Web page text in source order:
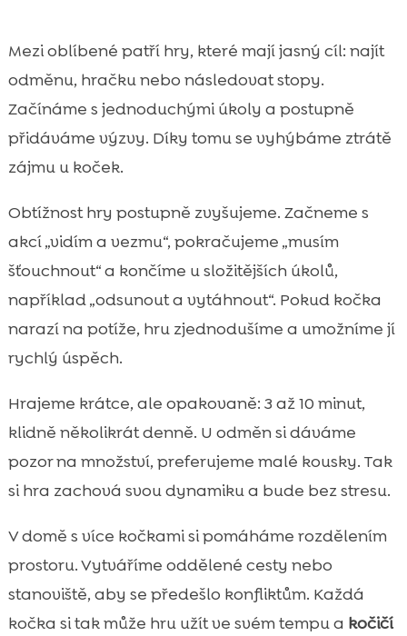
Mezi oblíbené patří hry, které mají jasný cíl: najít
odměnu, hračku nebo následovat stopy.
Začínáme s jednoduchými úkoly a postupně
přidáváme výzvy. Díky tomu se vyhýbáme ztrátě
zájmu u koček.
Obtížnost hry postupně zvyšujeme. Začneme s
akcí „vidím a vezmu“, pokračujeme „musím
šťouchnout“ a končíme u složitějších úkolů,
například „odsunout a vytáhnout“. Pokud kočka
narazí na potíže, hru zjednodušíme a umožníme jí
rychlý úspěch.
Hrajeme krátce, ale opakovaně: 3 až 10 minut,
klidně několikrát denně. U odměn si dáváme
pozor na množství, preferujeme malé kousky. Tak
si hra zachová svou dynamiku a bude bez stresu.
V domě s více kočkami si pomáháme rozdělením
prostoru. Vytváříme oddělené cesty nebo
stanoviště, aby se předešlo konfliktům. Každá
kočka si tak může hru užít ve svém tempu a kočičí